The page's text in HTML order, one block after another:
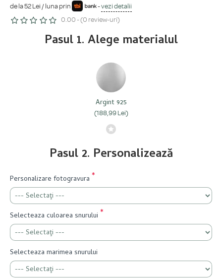
de la 52 Lei / luna prin -vezi detalii
0.00 - (0 review-uri)
Pasul 1. Alege materialul
Argint 925
(188,99 Lei)
Pasul 2. Personalizează
Personalizare fotogravura
Selecteaza culoarea snurului
Selecteaza marimea snurului